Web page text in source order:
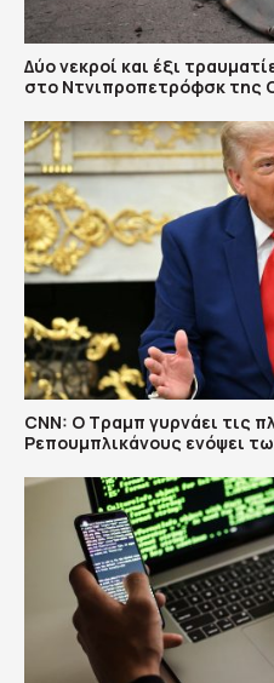
Δύο νεκροί και έξι
στο Ντνιπροπετρόφσκ της
CNN: Ο Τραμπ γυρνάει τις
Ρεπουμπλικάνους ενόψει